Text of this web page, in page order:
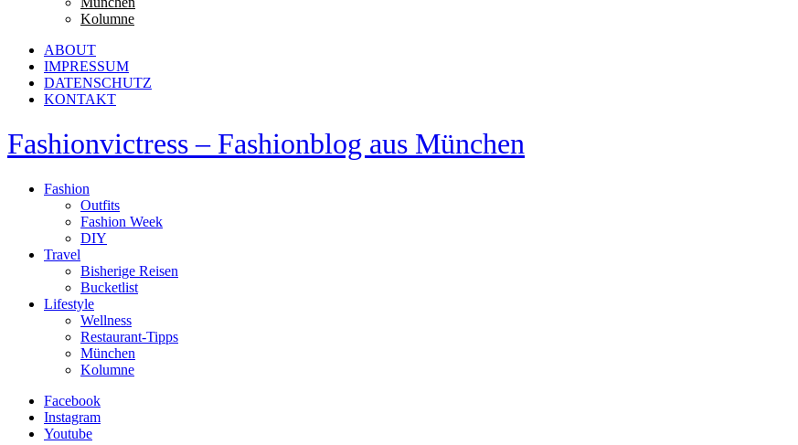
Kolumne
ABOUT
IMPRESSUM
DATENSCHUTZ
KONTAKT
Fashionvictress – Fashionblog aus München
Fashion
Outfits
Fashion Week
DIY
Travel
Bisherige Reisen
Bucketlist
Lifestyle
Wellness
Restaurant-Tipps
München
Kolumne
Facebook
Instagram
Youtube